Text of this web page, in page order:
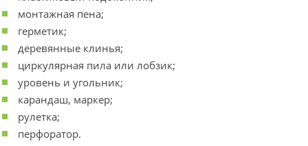
монтажная пена;
герметик;
деревянные клинья;
циркулярная пила или лобзик;
уровень и угольник;
карандаш, маркер;
рулетка;
перфоратор.